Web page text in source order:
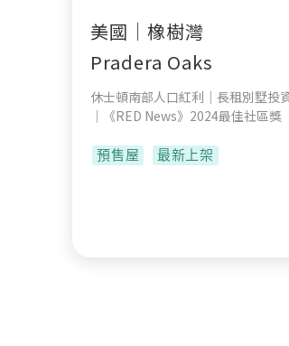
美國｜橡樹灣
Pradera Oaks
休士頓南部人口紅利｜長租別墅投
｜《RED News》2024最佳社區獎
預售屋 最新上架